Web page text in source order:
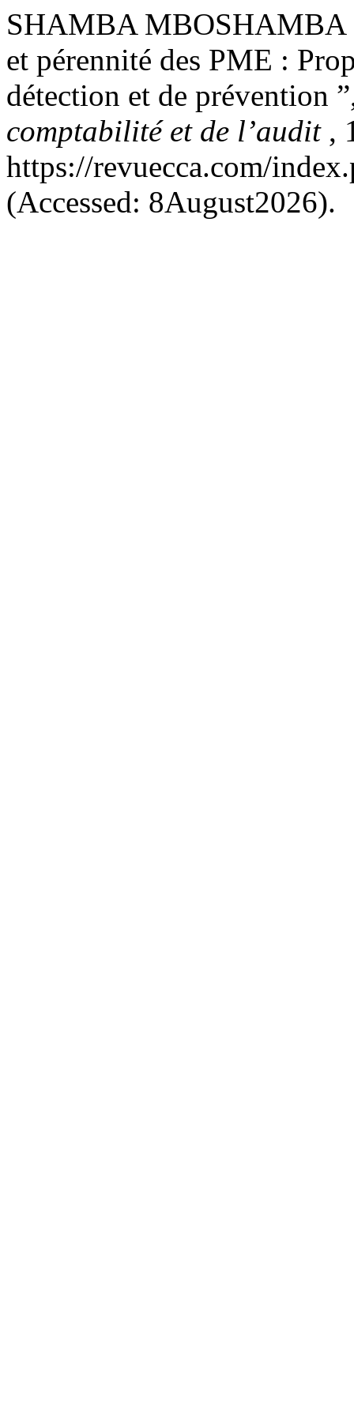
SHAMBA MBOSHAMBA
et pérennité des PME :
détection et de prévention
comptabilité et de l’audit ,
https://revuecca.com/
(Accessed: 8August2026).